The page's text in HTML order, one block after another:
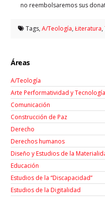
no reembolsaremos sus
Tags,A/Teología,Łiteratura,
Áreas
A/Teología
Arte Performatividad y Tecnología
Comunicación
Construcción de Paz
Derecho
Derechos humanos
Diseño y Estudios de la
Educación
Estudios de la “Discapacidad”
Estudios de la Digitalidad